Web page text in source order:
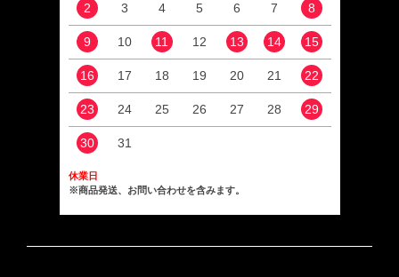
2 3 4 5 6 7 8
9 10 11 12 13 14 15
16 17 18 19 20 21 22
23 24 25 26 27 28 29
30 31
休業日
※商品発送、お問い合わせを含みます。